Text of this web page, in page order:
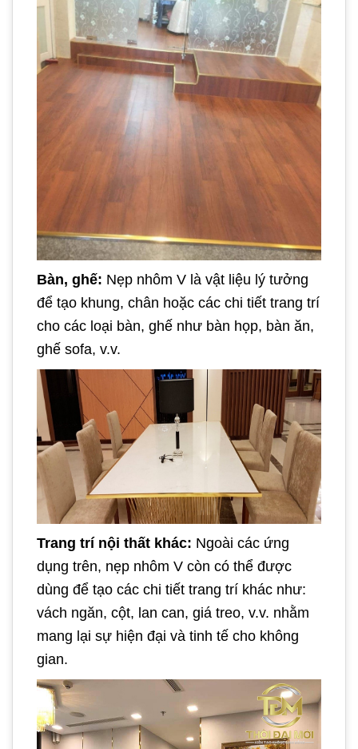
Bàn, ghế: Nẹp nhôm V là vật liệu lý tưởng
để tạo khung, chân hoặc các chi tiết trang trí
cho các loại bàn, ghế như bàn họp, bàn ăn,
ghế sofa, v.v.
Trang trí nội thất khác: Ngoài các ứng
dụng trên, nẹp nhôm V còn có thể được
dùng để tạo các chi tiết trang trí khác như:
vách ngăn, cột, lan can, giá treo, v.v. nhằm
mang lại sự hiện đại và tinh tế cho không
gian.